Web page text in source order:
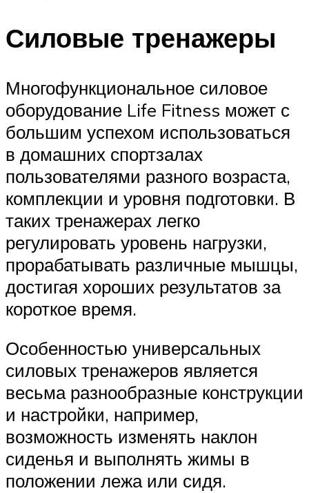
Силовые тренажеры
Многофункциональное силовое
оборудование Life Fitness может с
большим успехом использоваться
в домашних спортзалах
пользователями разного возраста,
комплекции и уровня подготовки. В
таких тренажерах легко
регулировать уровень нагрузки,
прорабатывать различные мышцы,
достигая хороших результатов за
короткое время.
Особенностью универсальных
силовых тренажеров является
весьма разнообразные конструкции
и настройки, например,
возможность изменять наклон
сиденья и выполнять жимы в
положении лежа или сидя.